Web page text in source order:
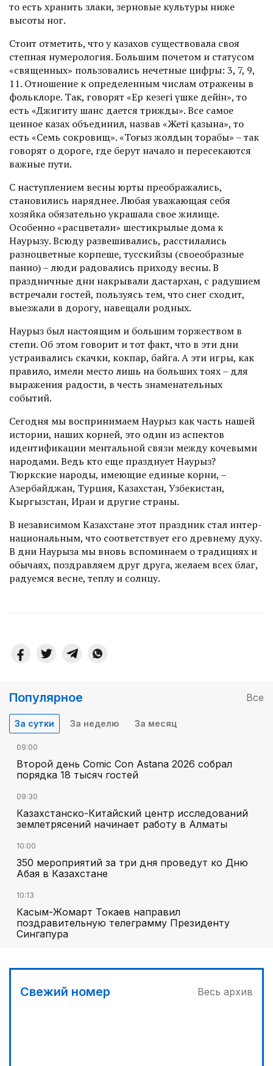
то есть хранить злаки, зерновые культуры ниже
высоты ног.
Стоит отметить, что у казахов существовала своя
степная нумерология. Большим почетом и статусом
«священных» пользовались нечетные цифры: 3, 7, 9,
11. Отношение к определенным числам отражены в
фольклоре. Так, говорят «Ер кезегі үшке дейін», то
есть «Джигиту шанс дается трижды». Все самое
ценное казах объединил, назвав «Жеті қазына», то
есть «Семь сокровищ». «Тоғыз жолдың торабы» – так
говорят о дороге, где берут начало и пересекаются
важные пути.
С наступлением весны юрты преображались,
становились наряднее. Любая уважающая себя
хозяйка обязательно украшала свое жилище.
Особенно «расцветали» шестикрылые дома к
Наурызу. Всюду развешивались, расстилались
разноцветные корпеше, тусскийзы (своеобразные
панно) – люди радовались приходу весны. В
праздничные дни накрывали дастархан, с радушием
встречали гостей, пользуясь тем, что снег сходит,
выезжали в дорогу, навещали родных.
Наурыз был настоящим и большим торжеством в
степи. Об этом говорит и тот факт, что в эти дни
устраивались скачки, кокпар, байга. А эти игры, как
правило, имели место лишь на больших тоях – для
выражения радости, в честь знаменательных
событий.
Сегодня мы воспринимаем Наурыз как часть нашей
истории, наших корней, это один из аспектов
идентификации ментальной связи между кочевыми
народами. Ведь кто еще празднует Наурыз?
Тюркские народы, имеющие единые корни, –
Азербайджан, Турция, Казахстан, Узбекистан,
Кыргызстан, Иран и другие страны.
В независимом Казахстане этот праздник стал интер­
нацио­нальным, что соответствует его древнему духу.
В дни Наурыза мы вновь вспоминаем о традициях и
обычаях, поздрав­ляем друг друга, желаем всех благ,
радуемся весне, теплу и солнцу.
Популярное Все
За сутки За неделю За месяц
09:00
Второй день Comic Con Astana 2026 собрал
порядка 18 тысяч гостей
09:30
Казахстанско-Китайский центр исследований
землетрясений начинает работу в Алматы
10:00
350 мероприятий за три дня проведут ко Дню
Абая в Казахстане
10:13
Касым-Жомарт Токаев направил
поздравительную телеграмму Президенту
Сингапура
Свежий номер Весь архив